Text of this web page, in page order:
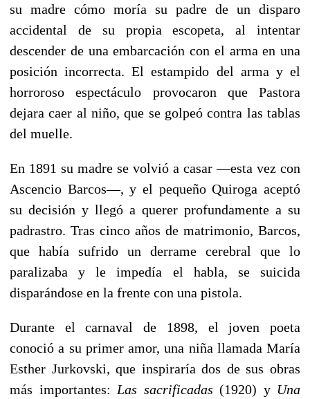
su madre cómo moría su padre de un disparo
accidental de su propia escopeta, al intentar
descender de una embarcación con el arma en una
posición incorrecta. El estampido del arma y el
horroroso espectáculo provocaron que Pastora
dejara caer al niño, que se golpeó contra las tablas
del muelle.
En 1891 su madre se volvió a casar —esta vez con
Ascencio Barcos—, y el pequeño Quiroga aceptó
su decisión y llegó a querer profundamente a su
padrastro. Tras cinco años de matrimonio, Barcos,
que había sufrido un derrame cerebral que lo
paralizaba y le impedía el habla, se suicida
disparándose en la frente con una pistola.
Durante el carnaval de 1898, el joven poeta
conoció a su primer amor, una niña llamada María
Esther Jurkovski, que inspiraría dos de sus obras
más importantes: Las sacrificadas (1920) y Una